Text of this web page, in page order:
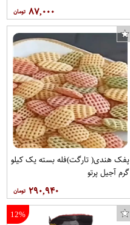
۸۷,۰۰۰
پفک هندی( تارگت)فله بسته یک کیلو
گرم آجیل پرتو
۲۹۰,۹۴۰
12%